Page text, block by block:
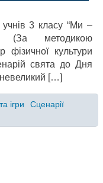
3 класу “Ми –
(За методикою
культури
свята до Дня
невеликий […]
ігри
Сценарії